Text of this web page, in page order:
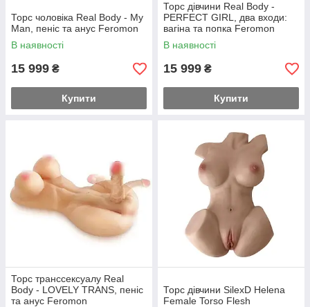
Торс чоловіка Real Body - My
Man, пеніс та анус Feromon
В наявності
15 999 ₴
Купити
Торс дівчини Real Body -
PERFECT GIRL, два входи:
вагіна та попка Feromon
В наявності
15 999 ₴
Купити
Торс транссексуалу Real
Body - LOVELY TRANS, пеніс
та анус Feromon
Торс дівчини SilexD Helena
Female Torso Flesh